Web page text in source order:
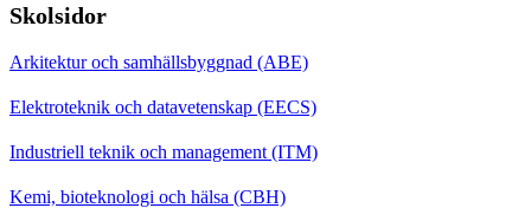
Skolsidor
Arkitektur och samhällsbyggnad (ABE)
Elektroteknik och datavetenskap (EECS)
Industriell teknik och management (ITM)
Kemi, bioteknologi och hälsa (CBH)